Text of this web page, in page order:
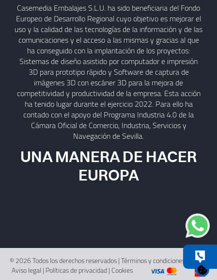
Casemedia Embalajes S.L.U. ha sido beneficiaria del Fondo
Europeo de Desarrollo Regional cuyo objetivo es mejorar el
uso y la calidad de las tecnologías de la información y de las
comunicaciones y el acceso a las mismas y gracias al que
ha conseguido con la implantación de los proyectos:
Sistemas de diseño asistido por computador e impresión
3D para prototipo rápido y Software de captura de
imágenes 3D con escáner 3D para la mejora de
competitividad y productividad de la empresa. Esta acción
ha tenido lugar durante el ejercicio 2022. Para ello ha
contado con el apoyo del Programa Industria 4.0 de la
Cámara Oficial de Comercio, Industria, Servicios y
Navegación de Sevilla.
UNA MANERA DE HACER
EUROPA
© 2026 Todos los derechos reservados |Términos y condiciones de uso|
Aviso legal|Políticas de privacidad|Cookies